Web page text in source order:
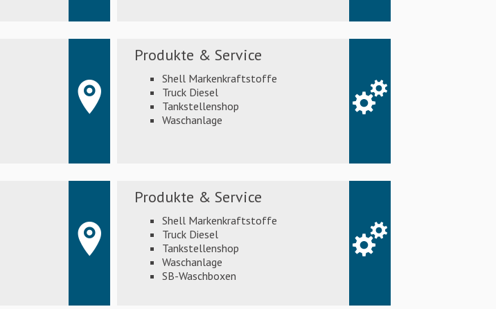
Produkte & Service
Shell Markenkraftstoffe
Truck Diesel
Tankstellenshop
Waschanlage
Produkte & Service
Shell Markenkraftstoffe
Truck Diesel
Tankstellenshop
Waschanlage
SB-Waschboxen